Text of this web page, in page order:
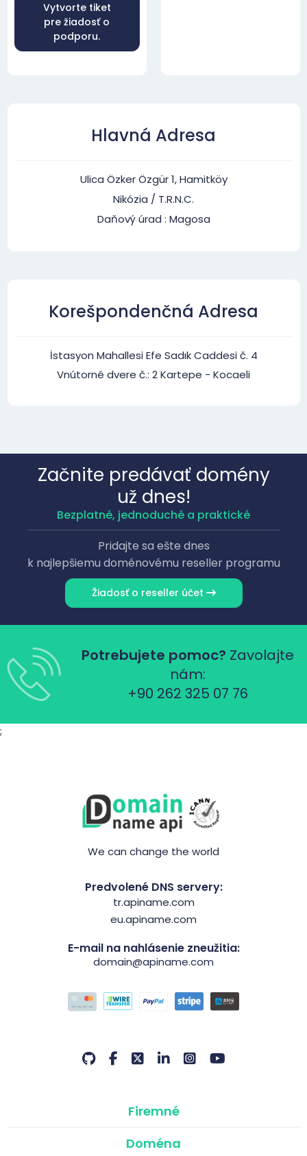
Vytvorte tiket
pre žiadosť o
podporu.
Hlavná Adresa
Ulica Özker Özgür 1, Hamitköy
Nikózia / T.R.N.C.
Daňový úrad : Magosa
Korešpondenčná Adresa
İstasyon Mahallesi Efe Sadık Caddesi č. 4
Vnútorné dvere č.: 2 Kartepe - Kocaeli
Začnite predávať domény
už dnes!
Bezplatné, jednoduché a praktické
Pridajte sa ešte dnes
k najlepšiemu doménovému reseller programu
Žiadosť o reseller účet
Potrebujete pomoc? Zavolajte
nám:
+90 262 325 07 76
;
We can change the world
Predvolené DNS servery:
tr.apiname.com
eu.apiname.com
E-mail na nahlásenie zneužitia:
domain@apiname.com
Firemné
Doména